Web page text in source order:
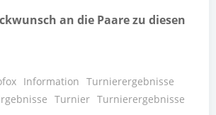
an die Paa­re zu die­sen
Information Turnierergebnisse
Turnier Turnierergebnisse